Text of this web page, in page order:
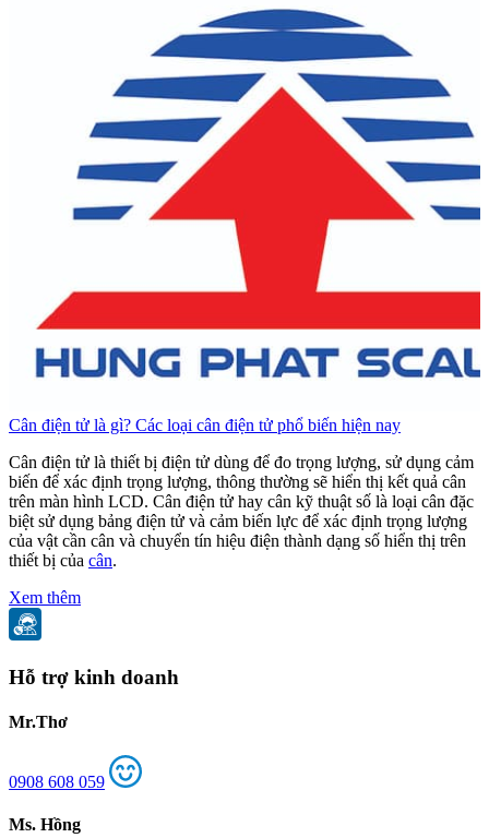
Cân điện tử là gì? Các loại cân điện tử phổ biến hiện nay
Cân điện tử là thiết bị điện tử dùng để đo trọng lượng, sử dụng cảm
biến để xác định trọng lượng, thông thường sẽ hiển thị kết quả cân
trên màn hình LCD. Cân điện tử hay cân kỹ thuật số là loại cân đặc
biệt sử dụng bảng điện tử và cảm biến lực để xác định trọng lượng
của vật cần cân và chuyển tín hiệu điện thành dạng số hiển thị trên
thiết bị của cân.
Xem thêm
Hỗ trợ kinh doanh
Mr.Thơ
0908 608 059
Ms. Hồng